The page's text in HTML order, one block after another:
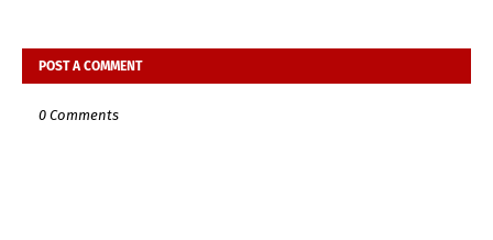
POST A COMMENT
0 Comments